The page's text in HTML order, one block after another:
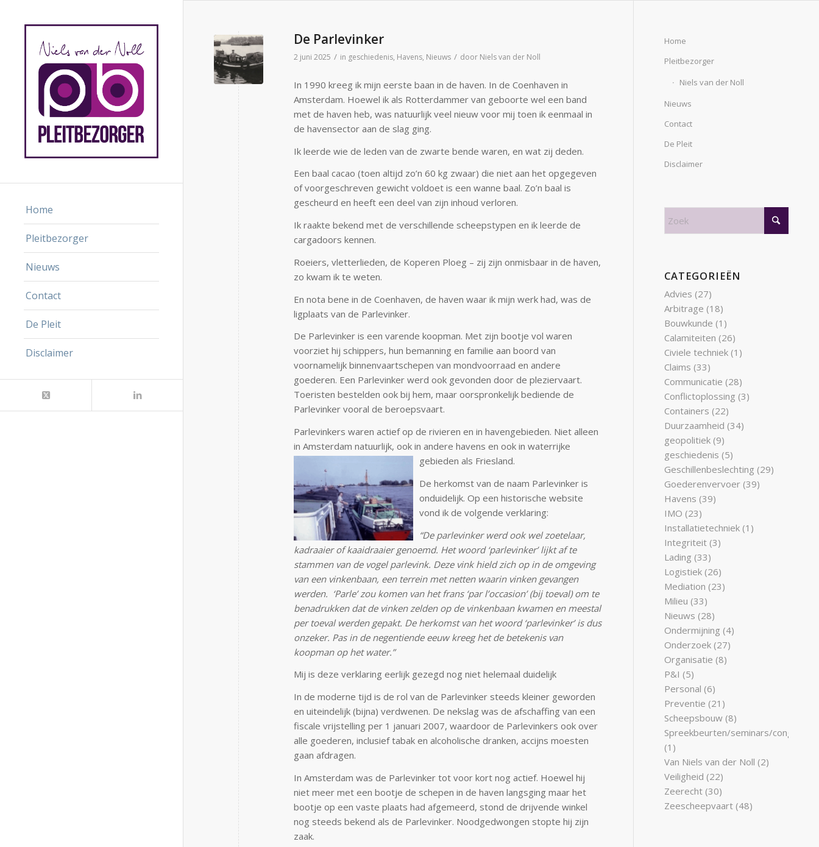
Home
Pleitbezorger
Nieuws
Contact
De Pleit
Disclaimer
De Parlevinker
2 juni 2025 / in geschiedenis, Havens, Nieuws / door Niels van der Noll
In 1990 kreeg ik mijn eerste baan in de haven. In de Coenhaven in
Amsterdam. Hoewel ik als Rotterdammer van geboorte wel een band
met de haven heb, was natuurlijk veel nieuw voor mij toen ik eenmaal in
de havensector aan de slag ging.
Ik leerde wie de leden van de zwarte bende waren, en wat zij deden.
Een baal cacao (toen altijd zo’n 60 kg zwaar) die niet aan het opgegeven
of voorgeschreven gewicht voldoet is een wanne baal. Zo’n baal is
gescheurd en heeft een deel van zijn inhoud verloren.
Ik raakte bekend met de verschillende scheepstypen en ik leerde de
cargadoors kennen.
Roeiers, vletterlieden, de Koperen Ploeg – zij zijn onmisbaar in de haven,
zo kwam ik te weten.
En nota bene in de Coenhaven, de haven waar ik mijn werk had, was de
ligplaats van de Parlevinker.
De Parlevinker is een varende koopman. Met zijn bootje vol waren
voorziet hij schippers, hun bemanning en familie aan boord van
voornamelijk binnenvaartschepen van mondvoorraad en andere
goederen. Een Parlevinker werd ook gevonden door de pleziervaart.
Toeristen bestelden ook bij hem, maar oorspronkelijk bediende de
Parlevinker vooral de beroepsvaart.
Parlevinkers waren actief op de rivieren en in havengebieden. Niet alleen
in Amsterdam natuurlijk, ook in andere havens en ook in waterrijke
gebieden als Friesland.
De herkomst van de naam Parlevinker is
onduidelijk. Op een historische website
vond ik de volgende verklaring:
“De parlevinker werd ook wel zoetelaar,
kadraaier of kaaidraaier genoemd. Het woord ‘parlevinker’ lijkt af te
stammen van de vogel parlevink. Deze vink hield zich op in de omgeving
van een vinkenbaan, een terrein met netten waarin vinken gevangen
werden. ‘Parle’ zou komen van het frans ‘par l’occasion’ (bij toeval) om te
benadrukken dat de vinken zelden op de vinkenbaan kwamen en meestal
per toeval werden gepakt. De herkomst van het woord ‘parlevinker’ is dus
onzeker. Pas in de negentiende eeuw kreeg het de betekenis van
koopman op het water.”
Mij is deze verklaring eerlijk gezegd nog niet helemaal duidelijk
In de moderne tijd is de rol van de Parlevinker steeds kleiner geworden
en uiteindelijk (bijna) verdwenen. De nekslag was de afschaffing van een
fiscale vrijstelling per 1 januari 2007, waardoor de Parlevinkers ook over
alle goederen, inclusief tabak en alcoholische dranken, accijns moesten
gaan afdragen.
In Amsterdam was de Parlevinker tot voor kort nog actief. Hoewel hij
niet meer met een bootje de schepen in de haven langsging maar het
bootje op een vaste plaats had afgemeerd, stond de drijvende winkel
nog steeds bekend als de Parlevinker. Noodgedwongen stopte hij zijn
zaak.
Home
Pleitbezorger
Niels van der Noll
Nieuws
Contact
De Pleit
Disclaimer
CATEGORIEËN
Advies (27)
Arbitrage (18)
Bouwkunde (1)
Calamiteiten (26)
Civiele techniek (1)
Claims (33)
Communicatie (28)
Conflictoplossing (3)
Containers (22)
Duurzaamheid (34)
geopolitiek (9)
geschiedenis (5)
Geschillenbeslechting (29)
Goederenvervoer (39)
Havens (39)
IMO (23)
Installatietechniek (1)
Integriteit (3)
Lading (33)
Logistiek (26)
Mediation (23)
Milieu (33)
Nieuws (28)
Ondermijning (4)
Onderzoek (27)
Organisatie (8)
P&I (5)
Personal (6)
Preventie (21)
Scheepsbouw (8)
Spreekbeurten/seminars/
(1)
Van Niels van der Noll (2)
Veiligheid (22)
Zeerecht (30)
Zeescheepvaart (48)